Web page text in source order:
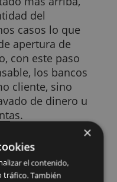
De 2 a 10 días
De 2 a 10 días
De 2 a 10 días
De 2 a 10 días
De 7 a 10 días
Indeterminado
más arriba,
del